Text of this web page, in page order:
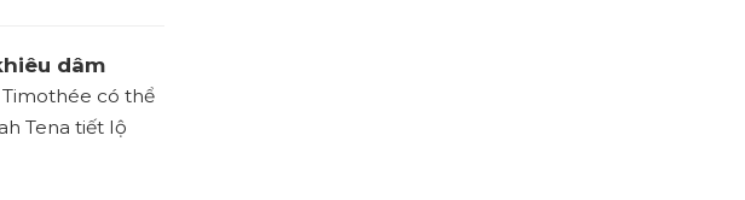
dâm
có thể
Tena tiết lộ